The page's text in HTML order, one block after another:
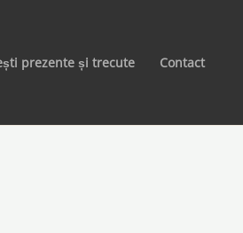
prezente și trecute Contact